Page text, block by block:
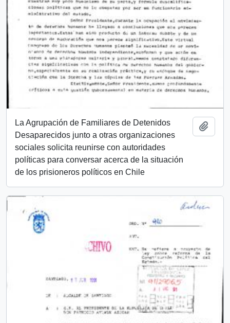
La Agrupación de Familiares de Detenidos
Desaparecidos junto a otras organizaciones
sociales solicita reunirse con autoridades
políticas para conversar acerca de la situación
de los prisioneros políticos en Chile